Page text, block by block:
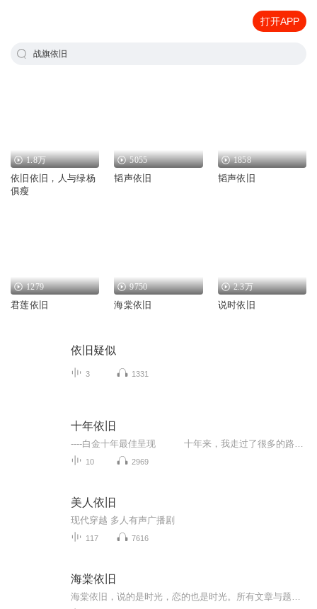
打开APP
战旗依旧
1.8万
依旧依旧，人与绿杨
俱瘦
5055
韬声依旧
1858
韬声依旧
1279
君莲依旧
9750
海棠依旧
2.3万
说时依旧
依旧疑似
3 1331
十年依旧
10 2969
美人依旧
现代穿越 多人有声广播剧
117 7616
海棠依旧